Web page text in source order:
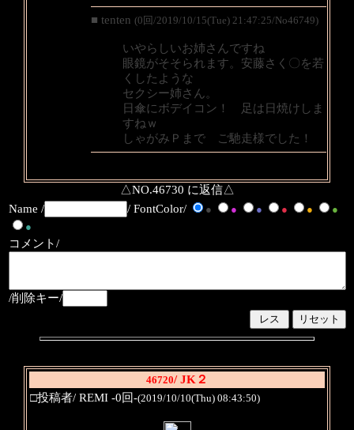
■ tenten (0回/2019/10/15(Tue) 21:47:25/No46749)
いやらしいお姉さんですね
眼鏡がそそられます。安藤さく〇を若
くしたような
セクシー姉さん。
日傘にボデイコン！ 足は日焼けしま
すねｗ
しゃがみＰまで ご馳走様でした！
△NO.46730 に返信△
Name /
/ FontColor/ ● ● ● ● ●
●
●
コメント/
/削除キー/
46720/ JK２
□投稿者/ REMI -0回-(2019/10/10(Thu) 08:43:50)